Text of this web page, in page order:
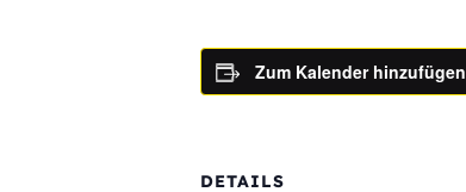
Zum Kalender hinzufügen
DETAILS